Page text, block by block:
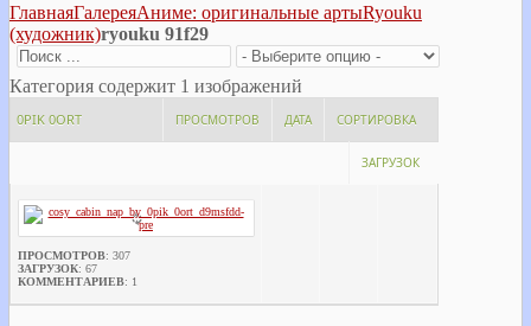
ГлавнаяГалереяАниме: оригинальные артыRyouku
(художник)ryouku 91f29
Категория содержит 1 изображений
0PIK 0ORT СОРТИРОВКА
ДАТА
ПРОСМОТРОВ
ЗАГРУЗОК
ПРОСМОТРОВ: 307
ЗАГРУЗОК: 67
КОММЕНТАРИЕВ: 1